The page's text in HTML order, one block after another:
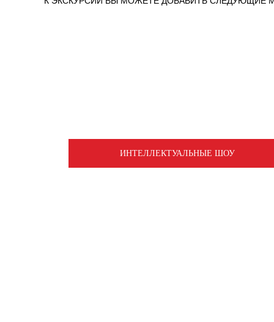
ИНТЕЛЛЕКТУАЛЬНЫЕ ШОУ